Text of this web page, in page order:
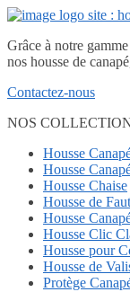
Grâce à notre
nos housse de
Contactez-nous
NOS
Housse
Housse
Housse Chaise
Housse de
Housse
Housse Clic
Housse pour
Housse de
Protège